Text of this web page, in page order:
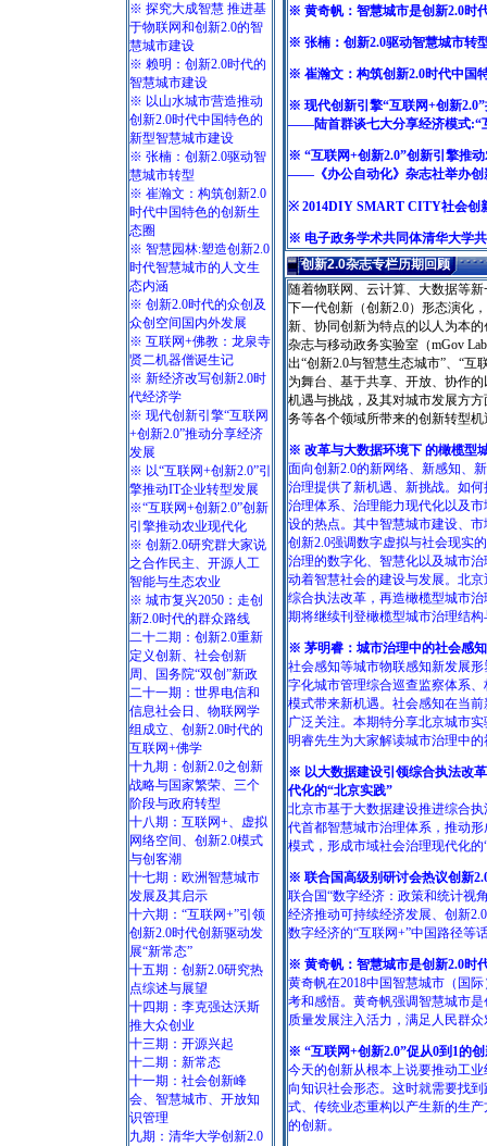
※ 探究大成智慧 推进基
于物联网和创新2.0的智
慧城市建设
※ 赖明：创新2.0时代的
智慧城市建设
※ 以山水城市营造推动
创新2.0时代中国特色的
新型智慧城市建设
※ 张楠：创新2.0驱动智
慧城市转型
※ 崔瀚文：构筑创新2.0
时代中国特色的创新生
态圈
※ 智慧园林:塑造创新2.0
时代智慧城市的人文生
态内涵
※ 创新2.0时代的众创及
众创空间国内外发展
※ 互联网+佛教：龙泉寺
贤二机器僧诞生记
※ 新经济改写创新2.0时
代经济学
※ 现代创新引擎“互联网
+创新2.0”推动分享经济
发展
※ 以“互联网+创新2.0”引
擎推动IT企业转型发展
※“互联网+创新2.0”创新
引擎推动农业现代化
※ 创新2.0研究群大家说
之合作民主、开源人工
智能与生态农业
※ 城市复兴2050：走创
新2.0时代的群众路线
二十二期：创新2.0重新
定义创新、社会创新
周、国务院“双创”新政
二十一期：世界电信和
信息社会日、物联网学
组成立、创新2.0时代的
互联网+佛学
十九期：创新2.0之创新
战略与国家繁荣、三个
阶段与政府转型
十八期：互联网+、虚拟
网络空间、创新2.0模式
与创客潮
十七期：欧洲智慧城市
发展及其启示
十六期：“互联网+”引领
创新2.0时代创新驱动发
展“新常态”
十五期：创新2.0研究热
点综述与展望
十四期：李克强达沃斯
推大众创业
十三期：开源兴起
十二期：新常态
十一期：社会创新峰
会、智慧城市、开放知
识管理
九期：清华大学创新2.0
※ 黄奇帆：智慧城市是创新2.0时
※ 张楠：创新2.0驱动智慧城市转
※ 崔瀚文：构筑创新2.0时代中国
※ 现代创新引擎“互联网+创新
——陆首群谈七大分享经济模式:“
※ “互联网+创新2.0”创新引擎推
——《办公自动化》杂志社举办创
※ 2014DIY SMART CITY社会创
※ 电子政务学术共同体清华大学
创新2.0杂志专栏历期回顾
随着物联网、云计算、大数据等
下一代创新（创新2.0）形态演化
新、协同创新为特点的以人为本
杂志与移动政务实验室（mGov
出“创新2.0与智慧生态城市”、“互
为舞台、基于共享、开放、协作
机遇与挑战，及其对城市发展方
务等各个领域所带来的创新转型
※ 改革与大数据环境下 的橄榄型
面向创新2.0的新网络、新感知、
治理提供了新机遇、新挑战。如
治理体系、治理能力现代化以及
设的热点。其中智慧城市建设、
创新2.0强调数字虚拟与社会现实
治理的数字化、智慧化以及城市
动着智慧社会的建设与发展。北
综合执法改革，再造橄榄型城市
期将继续刊登橄榄型城市治理结
※ 茅明睿：城市治理中的社会感
社会感知等城市物联感知新发展
字化城市管理综合巡查监察体系
模式带来新机遇。社会感知在当
广泛关注。本期特分享北京城市
明睿先生为大家解读城市治理中
※ 以大数据建设引领综合执法改
代化的“北京实践”
北京市基于大数据建设推进综合
代首都智慧城市治理体系，推动
模式，形成市域社会治理现代化的
※ 联合国高级别研讨会热议创新
联合国“数字经济：政策和统计视
经济推动可持续经济发展、创新
数字经济的“互联网+”中国路径等
※ 黄奇帆：智慧城市是创新2.0时
黄奇帆在2018中国智慧城市（国
考和感悟。黄奇帆强调智慧城市
质量发展注入活力，满足人民群
※ “互联网+创新2.0”促从0到1的
今天的创新从根本上说要推动工
向知识社会形态。这时就需要找
式、传统业态重构以产生新的生
的创新。